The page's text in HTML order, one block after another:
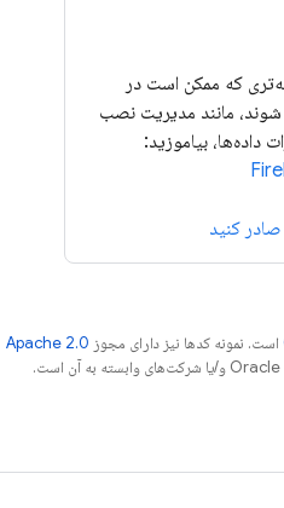
که ممکن است در
مانند مدیریت نصب
داده‌ها، بیاموزید:
است. نمونه کدها نیز دارای مجوز Apache 2.0